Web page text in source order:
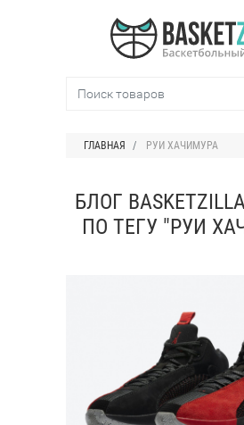
ГЛАВНАЯ РУИ ХАЧИМУРА
БЛОГ
ПО ТЕГУ "РУИ